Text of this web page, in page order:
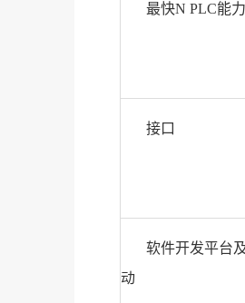
最快N PLC能力
接口
软件开发平台
动